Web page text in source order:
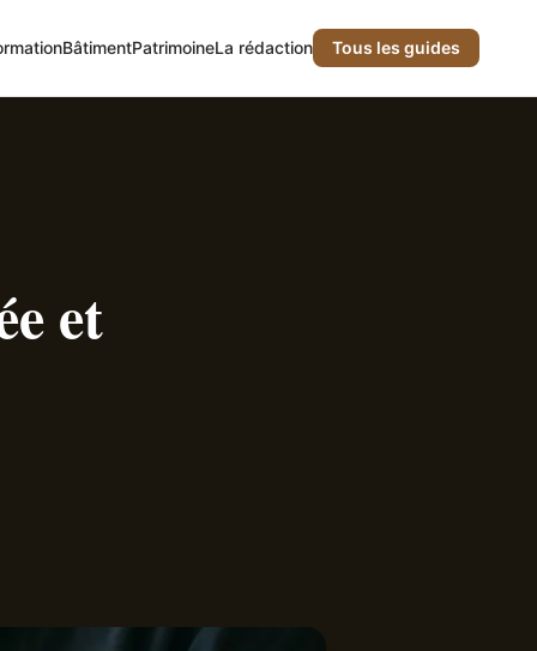
BâtimentPatrimoineLa rédaction Tous les guides
et